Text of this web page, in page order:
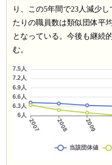
り、この5年間で23人減少
たりの職員数は類似団体平
となっている。今後も継続
む。